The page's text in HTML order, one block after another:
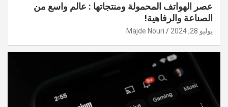
عصر الهواتف المحمولة ومنتجاتها : عالم واسع من
الصناعة والرفاهية!
يوليو 28, 2024 Majde Nouri